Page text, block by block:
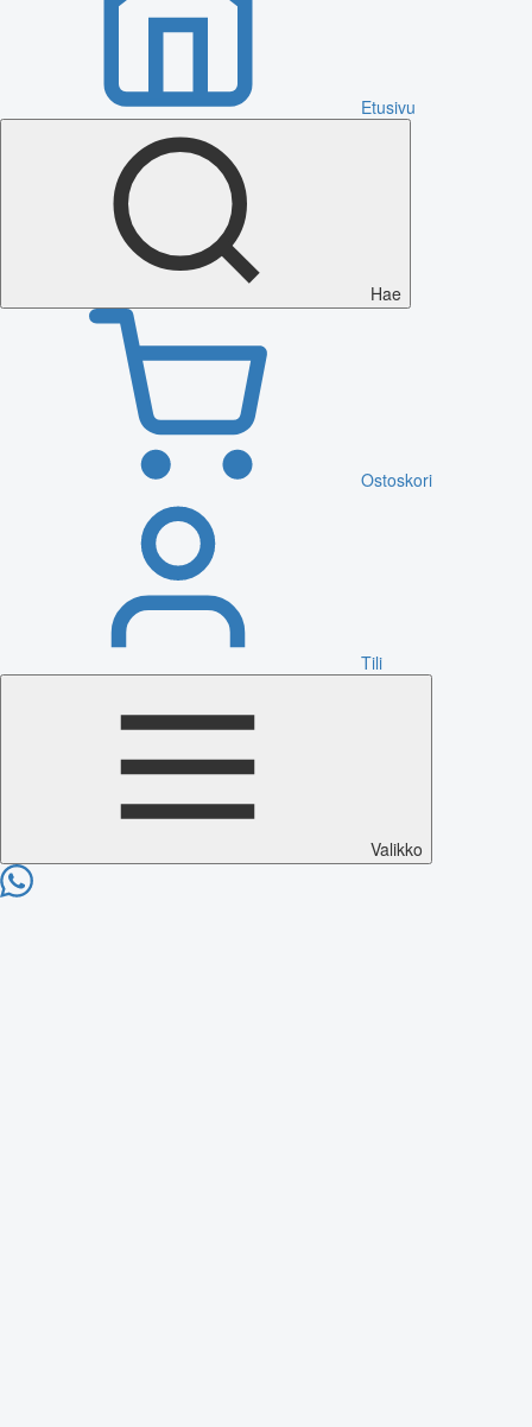
Etusivu
Hae
Ostoskori
Tili
Valikko